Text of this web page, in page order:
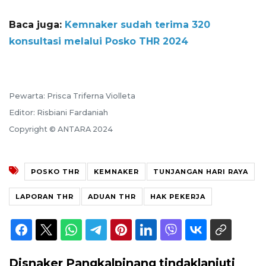
Baca juga: Kemnaker sudah terima 320
konsultasi melalui Posko THR 2024
Pewarta: Prisca Triferna Violleta
Editor: Risbiani Fardaniah
Copyright © ANTARA 2024
POSKO THR KEMNAKER TUNJANGAN HARI RAYA
LAPORAN THR ADUAN THR HAK PEKERJA
Disnaker Pangkalpinang tindaklanjuti